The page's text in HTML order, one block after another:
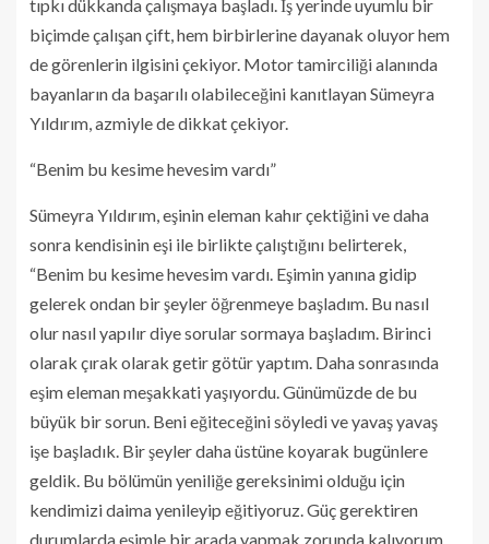
tıpkı dükkanda çalışmaya başladı. İş yerinde uyumlu bir
biçimde çalışan çift, hem birbirlerine dayanak oluyor hem
de görenlerin ilgisini çekiyor. Motor tamirciliği alanında
bayanların da başarılı olabileceğini kanıtlayan Sümeyra
Yıldırım, azmiyle de dikkat çekiyor.
“Benim bu kesime hevesim vardı”
Sümeyra Yıldırım, eşinin eleman kahır çektiğini ve daha
sonra kendisinin eşi ile birlikte çalıştığını belirterek,
“Benim bu kesime hevesim vardı. Eşimin yanına gidip
gelerek ondan bir şeyler öğrenmeye başladım. Bu nasıl
olur nasıl yapılır diye sorular sormaya başladım. Birinci
olarak çırak olarak getir götür yaptım. Daha sonrasında
eşim eleman meşakkati yaşıyordu. Günümüzde de bu
büyük bir sorun. Beni eğiteceğini söyledi ve yavaş yavaş
işe başladık. Bir şeyler daha üstüne koyarak bugünlere
geldik. Bu bölümün yeniliğe gereksinimi olduğu için
kendimizi daima yenileyip eğitiyoruz. Güç gerektiren
durumlarda eşimle bir arada yapmak zorunda kalıyorum